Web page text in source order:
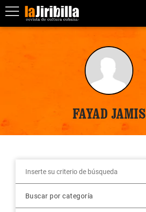
FAYAD JAMIS
Buscar por categoría